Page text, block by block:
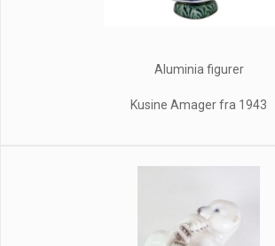
Aluminia figurer
Kusine Amager fra 1943